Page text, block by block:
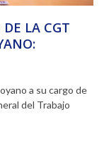
DE LA CGT
Y ...
a su cargo de
del Trabajo